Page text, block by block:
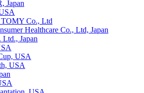
Japan
Co., Ltd
Healthcare Co., Ltd, Japan
Ltd., Japan
USA
USA